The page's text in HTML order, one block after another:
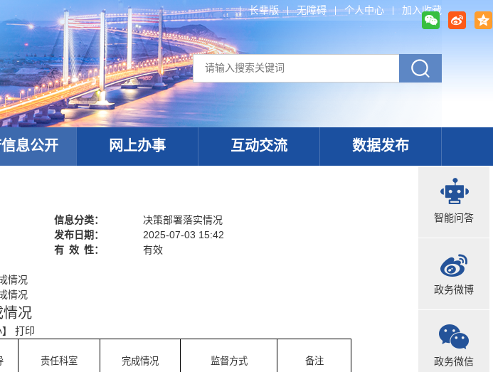
长辈版 无障碍 个人中心 加入收藏
息公开 网上办事 互动交流 数据发布
信息分类：
决策部署落实情况
发布日期：
2025-07-03 15:42
有 效 性：
有效
情况
情况
情况
】 打印
责任科室 完成情况 监督方式 备注
智能问答
政务微博
政务微信